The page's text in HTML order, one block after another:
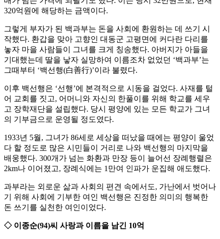
320억원에 해당하는 금액이다.
그렇게 부자가 된 백과부는 돈을 사회에 환원하는 데 쓰기 시
작했다. 환갑을 맞아 고향인 대동군 고평면에 커다란 다리를
놓자 마을 사람들이 그녀를 크게 칭송했다. 아버지가 아들을
기대했는데 딸을 낳자 실망하여 이름조차 없었던 ‘백과부’는
그때부터 ‘백선행(白善行)’이라 불렸다.
이후 백선행은 ‘선행’에 본격적으로 시동을 걸었다. 사재를 털
어 교회를 짓고, 어머니와 자신의 한풀이를 위해 학교를 세우
고 장학재단을 설립했다. 당시 평양에 있는 모든 학교가 그녀
의 기부금으로 운영될 정도였다.
1933년 5월, 그녀가 86세로 세상을 떠났을 때에는 평양이 울었
다 할 정도로 많은 시민들이 거리로 나와 백선행의 마지막을
배웅했다. 300개가 넘는 화환과 만장 등이 늘어선 장례행렬은
2km나 이어졌고, 장례식에는 1만여 인파가 운집해 애도했다.
과부라는 외로운 삶과 사회의 편견 속에서도, 가난에서 벗어나
기 위해 사회에 기부한 여인 백선행은 진정한 의미의 행복한
돈 쓰기를 실천한 여인이었다.
◇ 이종순(94)씨 사랑과 이름을 남긴 10억